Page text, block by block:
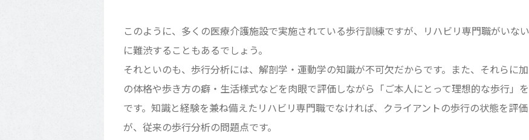
このように、多くの医療介護施設で実施されている歩行訓練ですが、リハビリ専門職がいな
に難渋することもあるでしょう。
それといのも、歩行分析には、解剖学・運動学の知識が不可欠だからです。また、それらに
の体格や歩き方の癖・生活様式などを肉眼で評価しながら「ご本人にとって理想的な歩行」
です。知識と経験を兼ね備えたリハビリ専門職でなければ、クライアントの歩行の状態を評
が、従来の歩行分析の問題点です。